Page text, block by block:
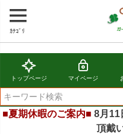
ｶﾃｺﾞﾘ
トップページ マイページ
■夏期休暇のご案内■ 8月11
頂戴